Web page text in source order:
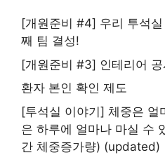
[개원준비 #4] 우리 투석
째 팀 결성!
[개원준비 #3] 인테리어
환자 본인 확인 제도
[투석실 이야기] 체중은 얼
은 하루에 얼마나 마실 수
간 체중증가량) (updated)